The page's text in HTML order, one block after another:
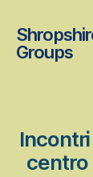
Groups
centro